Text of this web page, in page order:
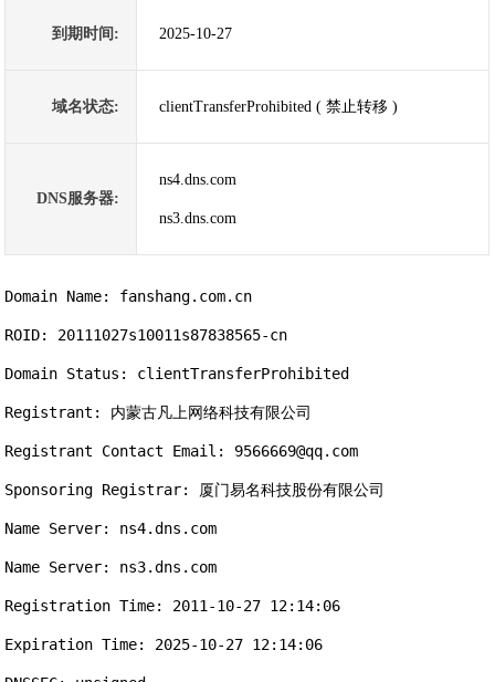
到期时间: 2025-10-27
域名状态: clientTransferProhibited ( 禁止转移 )
DNS服务器:
ns4.dns.com
ns3.dns.com
Domain Name: fanshang.com.cn
ROID: 20111027s10011s87838565-cn
Domain Status: clientTransferProhibited
Registrant: 内蒙古凡上网络科技有限公司
Registrant Contact Email: 9566669@qq.com
Sponsoring Registrar: 厦门易名科技股份有限公司
Name Server: ns4.dns.com
Name Server: ns3.dns.com
Registration Time: 2011-10-27 12:14:06
Expiration Time: 2025-10-27 12:14:06